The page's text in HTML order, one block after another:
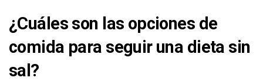
¿Cuáles son las opciones de
comida para seguir una dieta sin
sal?